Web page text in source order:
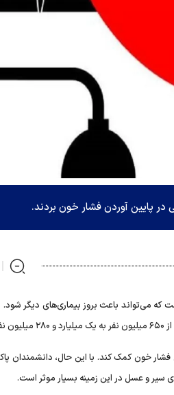
در پایین آوردن فشار خون بردند.
که می‌تواند باعث بروز بیماری‌های دیگر
خون کمک کند. با این حال، دانشمندان
سیر و عسل در این زمینه بسیار موثر است.